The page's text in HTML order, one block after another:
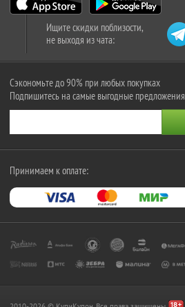
Ищите скидки поблизости,
не выходя из чата:
Сэкономьте до 90% при любых покупках
Подпишитесь на самые выгодные предложения
Принимаем к оплате: